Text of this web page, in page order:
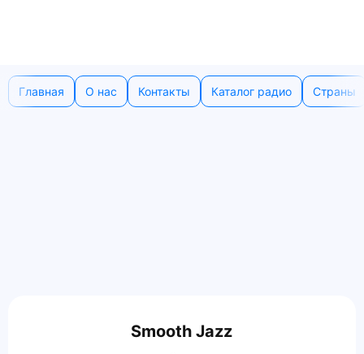
Главная О нас Контакты Каталог радио Страны
Smooth Jazz